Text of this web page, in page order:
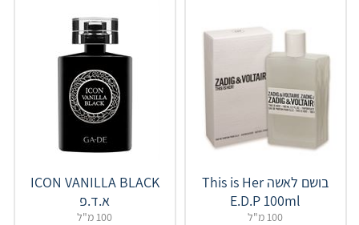
בושם לאשה This is Her
E.D.P 100ml
100 מ"ל
ICON VANILLA BLACK
א.ד.פ
100 מ"ל